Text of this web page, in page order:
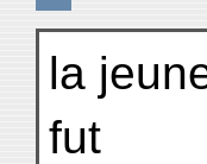
la
fut